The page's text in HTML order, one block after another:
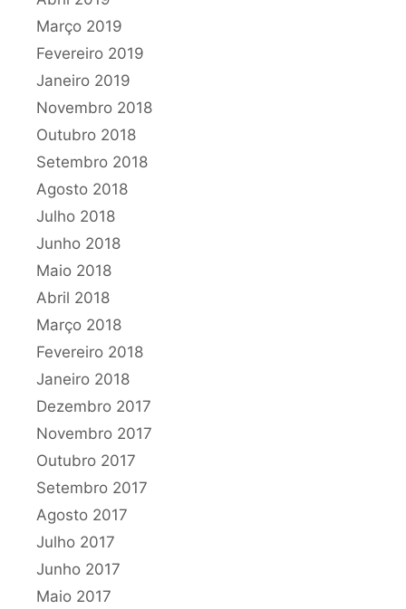
Março 2019
Fevereiro 2019
Janeiro 2019
Novembro 2018
Outubro 2018
Setembro 2018
Agosto 2018
Julho 2018
Junho 2018
Maio 2018
Abril 2018
Março 2018
Fevereiro 2018
Janeiro 2018
Dezembro 2017
Novembro 2017
Outubro 2017
Setembro 2017
Agosto 2017
Julho 2017
Junho 2017
Maio 2017